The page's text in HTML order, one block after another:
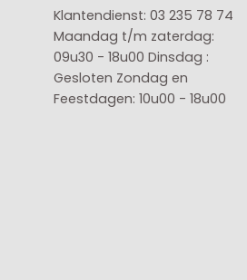
Klantendienst: 03 235 78 74
Maandag t/m zaterdag:
09u30 - 18u00 Dinsdag :
Gesloten Zondag en
Feestdagen: 10u00 - 18u00